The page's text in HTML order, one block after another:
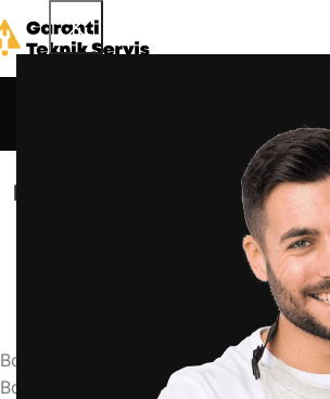
Blog
BLOG
bosch cooler buzdolabı
yapılır
admin
18 Mayıs 2026
Bosch Cooler Buzdolabı Soğukluk Ayarı
Bosch cooler buzdolabınızda soğukluk